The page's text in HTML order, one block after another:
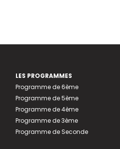
LES PROGRAMMES
Programme de 6ème
Programme de 5ème
Programme de 4ème
Programme de 3ème
Programme de Seconde